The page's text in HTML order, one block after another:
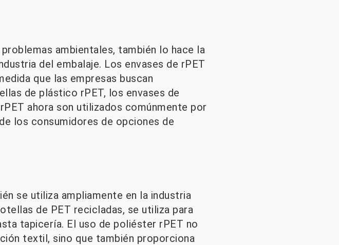
ambientales, también lo hace la
del embalaje. Los envases de rPET
que las empresas buscan
de plástico rPET, los envases de
ahora son utilizados comúnmente por
los consumidores de opciones de
se utiliza ampliamente en la industria
de PET recicladas, se utiliza para
tapicería. El uso de poliéster rPET no
textil, sino que también proporciona